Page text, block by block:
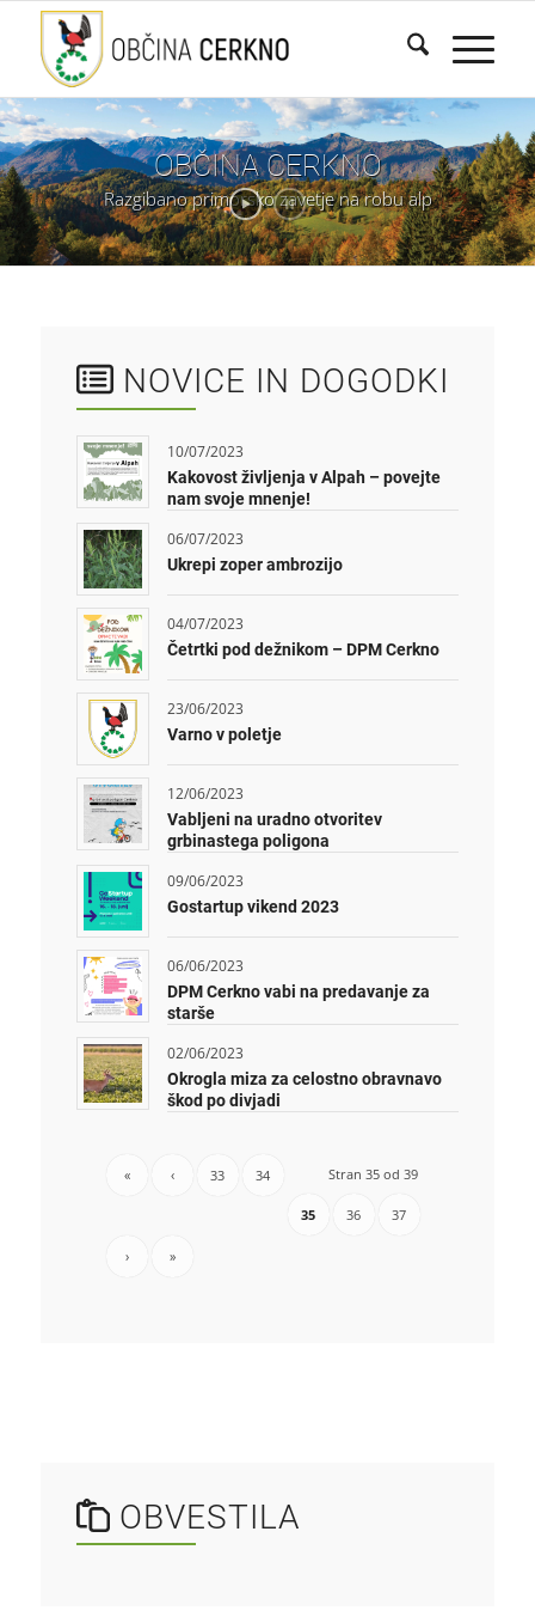
Razgibano primorsko zavetje na robualp
OBČINA CERKNO
NOVICE IN DOGODKI
10/07/2023
Kakovost življenja v Alpah – povejte
nam svoje mnenje!
06/07/2023
Ukrepi zoper ambrozijo
04/07/2023
Četrtki pod dežnikom – DPM Cerkno
23/06/2023
Varno v poletje
12/06/2023
Vabljeni na uradno otvoritev
grbinastega poligona
09/06/2023
Gostartup vikend 2023
06/06/2023
DPM Cerkno vabi na predavanje za
starše
02/06/2023
Okrogla miza za celostno obravnavo
škod po divjadi
Stran 35 od 39
« ‹ 33 34
35 36 37
› »
OBVESTILA